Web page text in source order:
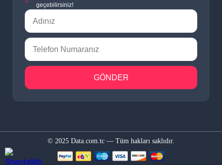
geçebilirsiniz!
GÖNDER
© 2025 Data.com.tc — Tüm hakları saklıdır.